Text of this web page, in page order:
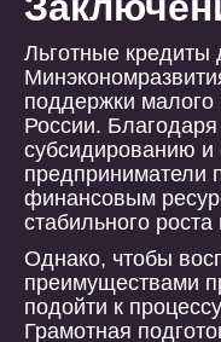
Льготные
поддержки малого
России.
субсидированию и
предприниматели
финансовым
стабильного роста
Однако, чтобы
преимуществами
подойти к
Грамотная